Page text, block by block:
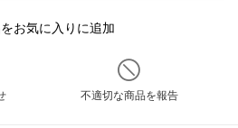
お気に入りに追加
不適切な商品を報告